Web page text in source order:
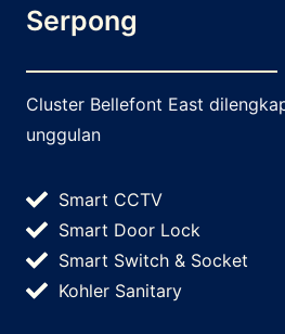
Serpong
Cluster Bellefont East
unggulan
Smart CCTV
Smart Door Lock
Smart Switch & Socket
Kohler Sanitary